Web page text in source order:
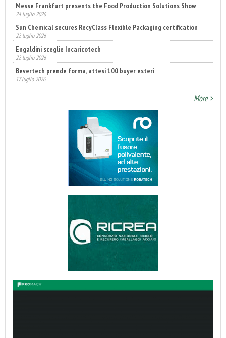
Messe Frankfurt presents the Food Production Solutions Show
24 luglio 2026
Sun Chemical secures RecyClass Flexible Packaging certification
22 luglio 2026
Engaldini sceglie Incaricotech
22 luglio 2026
Bevertech prende forma, attesi 100 buyer esteri
17 luglio 2026
More >